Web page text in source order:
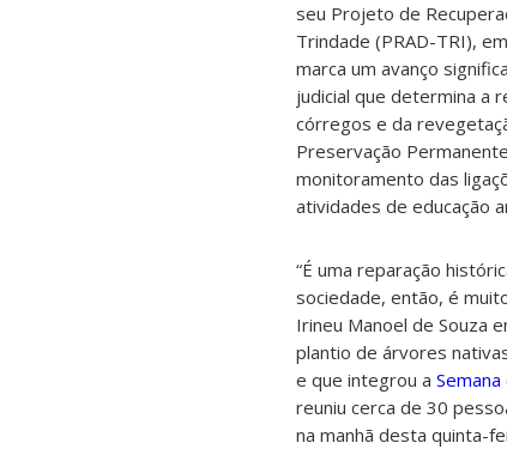
seu Projeto de
Trindade (PRAD-TRI),
marca um avanço
judicial que determina a
córregos e da
Preservação
monitoramento das
atividades de educação
“É uma reparação
sociedade, então, é
Irineu Manoel de Souza
plantio de árvores
e que integrou a
reuniu cerca de 30
na manhã desta quinta-